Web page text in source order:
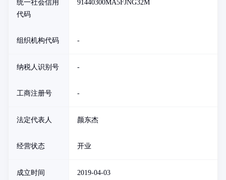
统一社会信用
代码
91440300MA5FJNG32M
组织机构代码 -
纳税人识别号 -
工商注册号 -
法定代表人 颜东杰
经营状态 开业
成立时间 2019-04-03